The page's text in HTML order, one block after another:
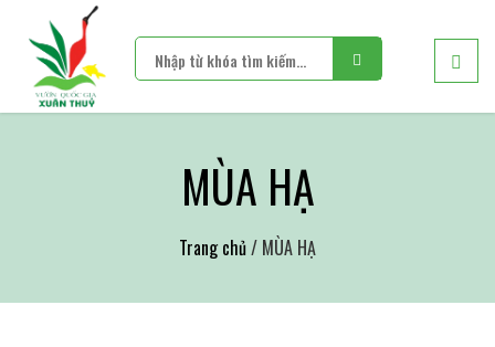
MÙA HẠ
Trang chủ/ MÙA HẠ